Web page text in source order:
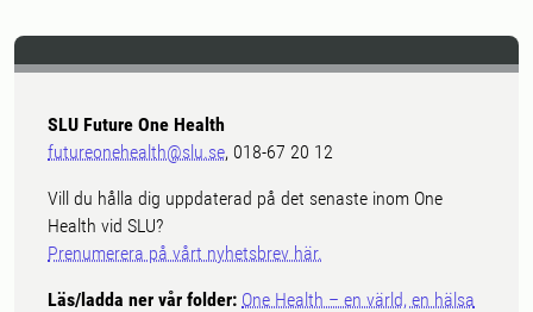
SLU Future One Health
futureonehealth@slu.se, 018-67 20 12
Vill du hålla dig uppdaterad på det senaste inom One
Health vid SLU?
Prenumerera på vårt nyhetsbrev här.
Läs/ladda ner vår folder: One Health – en värld, en hälsa